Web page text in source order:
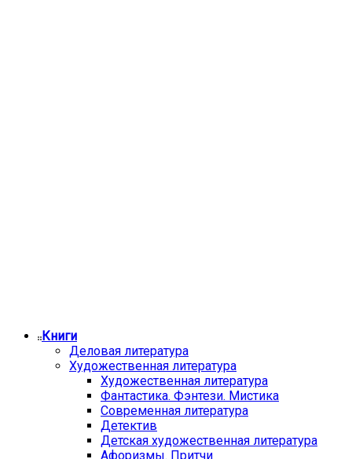
Книги
Деловая литература
Художественная литература
Художественная литература
Фантастика. Фэнтези. Мистика
Современная литература
Детектив
Детская художественная литература
Афоризмы. Притчи